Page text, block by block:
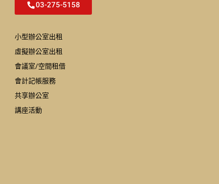
03-275-5158
小型辦公室出租
虛擬辦公室出租
會議室/空間租借
會計記帳服務
共享辦公室
講座活動